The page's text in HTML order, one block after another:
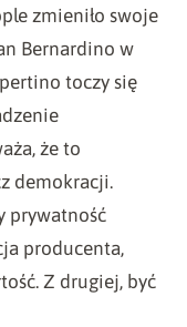
zmieniło swoje
Bernardino w
toczy się
że to
demokracji.
prywatność
producenta,
Z drugiej, być